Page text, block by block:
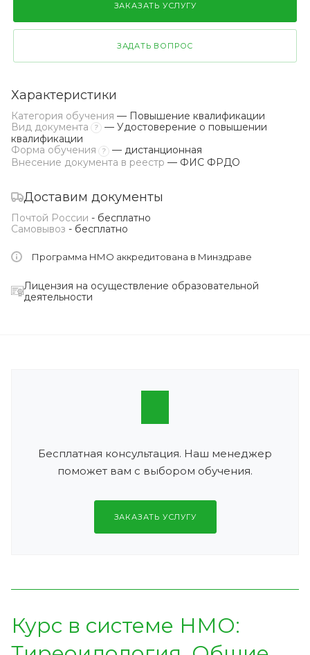
ЗАКАЗАТЬ УСЛУГУ
ЗАДАТЬ ВОПРОС
Характеристики
Категория обучения — Повышение квалификации
Вид документа
?
— Удостоверение о повышении
квалификации
Форма обучения
?
— дистанционная
Внесение документа в реестр — ФИС ФРДО
Доставим документы
Почтой России - бесплатно
Самовывоз - бесплатно
Программа НМО аккредитована в Минздраве
Лицензия на осуществление образовательной
деятельности
Бесплатная консультация. Наш менеджер
поможет вам с выбором обучения.
ЗАКАЗАТЬ УСЛУГУ
Курс в системе НМО: